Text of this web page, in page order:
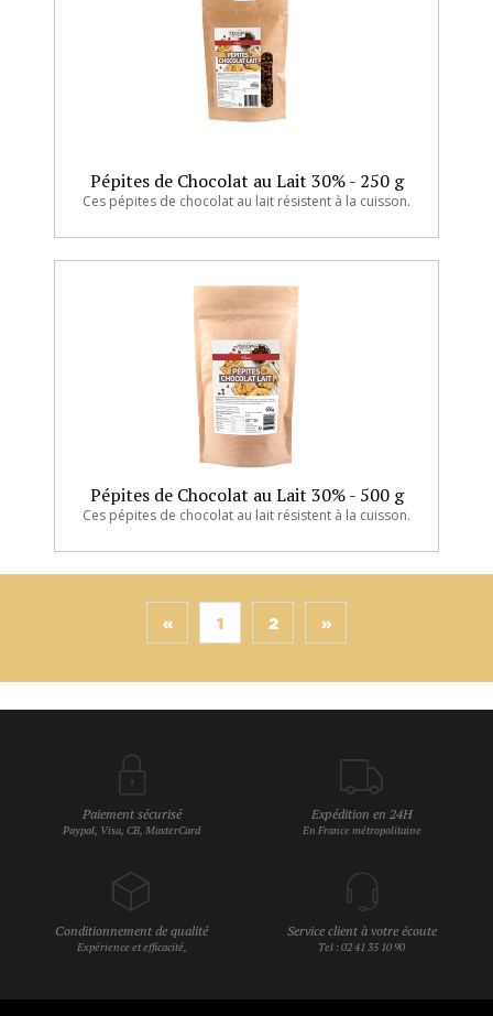
Pépites de Chocolat au Lait 30% - 250 g
Ces pépites de chocolat au lait résistent à la cuisson.
Pépites de Chocolat au Lait 30% - 500 g
Ces pépites de chocolat au lait résistent à la cuisson.
« 1 2 »
Paiement sécurisé
Paypal, Visa, CB, MasterCard
Expédition en 24H
En France métropolitaine
Conditionnement de qualité
Expérience et efficacité,
Service client à votre écoute
Tel : 02 41 35 10 90